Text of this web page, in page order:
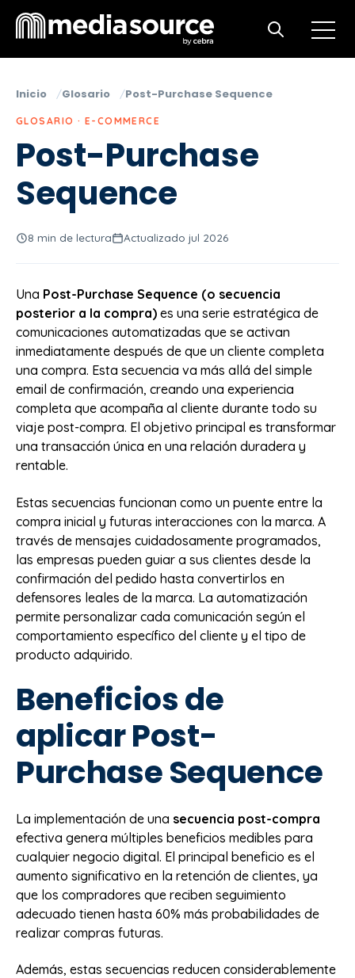
Open
Open search
Inicio Glosario Post-Purchase Sequence
GLOSARIO · E-COMMERCE
Post-Purchase
Sequence
8 min de lectura Actualizado jul 2026
Una Post-Purchase Sequence (o secuencia
posterior a la compra) es una serie estratégica de
comunicaciones automatizadas que se activan
inmediatamente después de que un cliente completa
una compra. Esta secuencia va más allá del simple
email de confirmación, creando una experiencia
completa que acompaña al cliente durante todo su
viaje post-compra. El objetivo principal es transformar
una transacción única en una relación duradera y
rentable.
Estas secuencias funcionan como un puente entre la
compra inicial y futuras interacciones con la marca. A
través de mensajes cuidadosamente programados,
las empresas pueden guiar a sus clientes desde la
confirmación del pedido hasta convertirlos en
defensores leales de la marca. La automatización
permite personalizar cada comunicación según el
comportamiento específico del cliente y el tipo de
producto adquirido.
Beneficios de
aplicar Post-
Purchase Sequence
La implementación de una secuencia post-compra
efectiva genera múltiples beneficios medibles para
cualquier negocio digital. El principal beneficio es el
aumento significativo en la retención de clientes, ya
que los compradores que reciben seguimiento
adecuado tienen hasta 60% más probabilidades de
realizar compras futuras.
Además, estas secuencias reducen considerablemente